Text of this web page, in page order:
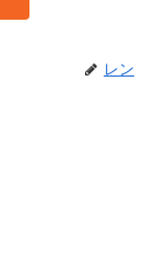
レン